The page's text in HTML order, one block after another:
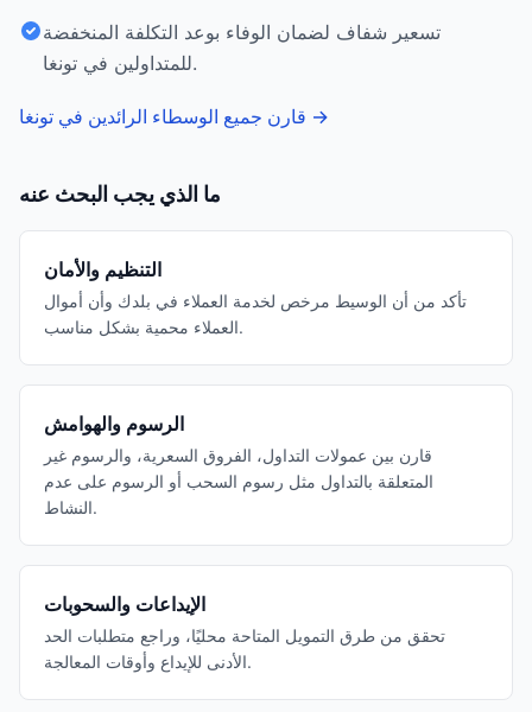
تسعير شفاف لضمان الوفاء بوعد التكلفة المنخفضة
للمتداولين في تونغا.
قارن جميع الوسطاء الرائدين في تونغا →
ما الذي يجب البحث عنه
التنظيم والأمان
تأكد من أن الوسيط مرخص لخدمة العملاء في بلدك وأن أموال
العملاء محمية بشكل مناسب.
الرسوم والهوامش
قارن بين عمولات التداول، الفروق السعرية، والرسوم غير
المتعلقة بالتداول مثل رسوم السحب أو الرسوم على عدم
النشاط.
الإيداعات والسحوبات
تحقق من طرق التمويل المتاحة محليًا، وراجع متطلبات الحد
الأدنى للإيداع وأوقات المعالجة.